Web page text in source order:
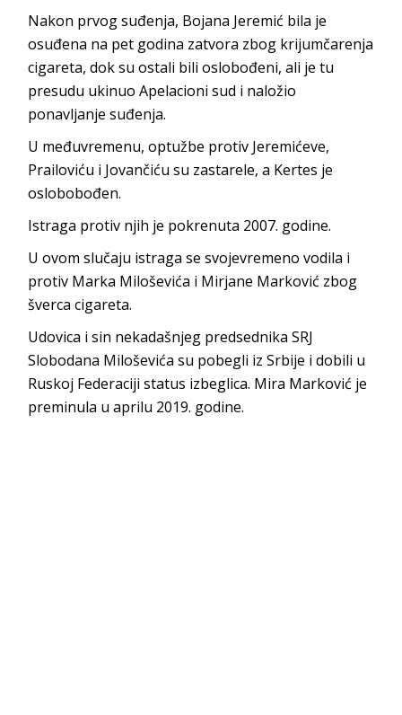
Nakon prvog suđenja, Bojana Jeremić bila je
osuđena na pet godina zatvora zbog krijumčarenja
cigareta, dok su ostali bili oslobođeni, ali je tu
presudu ukinuo Apelacioni sud i naložio
ponavljanje suđenja.
U međuvremenu, optužbe protiv Jeremićeve,
Prailoviću i Jovančiću su zastarele, a Kertes je
oslobobođen.
Istraga protiv njih je pokrenuta 2007. godine.
U ovom slučaju istraga se svojevremeno vodila i
protiv Marka Miloševića i Mirjane Marković zbog
šverca cigareta.
Udovica i sin nekadašnjeg predsednika SRJ
Slobodana Miloševića su pobegli iz Srbije i dobili u
Ruskoj Federaciji status izbeglica. Mira Marković je
preminula u aprilu 2019. godine.